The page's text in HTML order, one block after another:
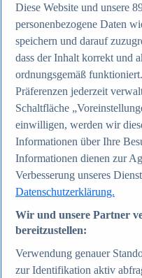
Internet
Beliebte Statistiken
Aktuelle Statistiken
Anzahl der
Social Networks
2025
Soziale
2025
Instagram -
Deutschland 2025
Podcasts -
Internet
Themen
Weitere Themen
Social Media -
Top Report
Diese Website und unsere
personenbezogene Daten
speichern und darauf
dass der Inhalt korrekt und
ordnungsgemäß
Präferenzen jederzeit
Schaltfläche
einwilligen, werden wir
Informationen über Ihre
Informationen dienen zur
Verbesserung unseres
Datenschutzerklärung.
Wir und unsere Partner
bereitzustellen:
Verwendung genauer
zur Identifikation aktiv